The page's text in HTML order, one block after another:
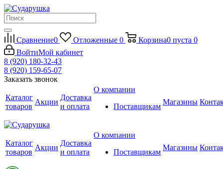
Сравнение0 Отложенные 0 Корзина0 пуста 0
ВойтиМой кабинет
8 (920) 180-32-43
8 (920) 159-65-07
Заказать звонок
Каталог
товаров
Акции
Доставка
и оплата
О компании
Поставщикам
Магазины
Каталог
товаров
Акции
Доставка
и оплата
О компании
Поставщикам
Магазины